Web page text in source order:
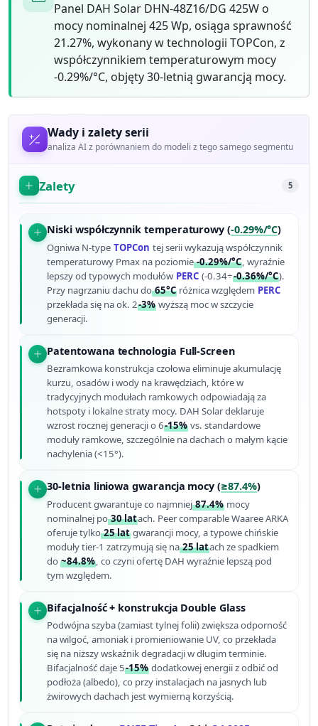
Panel DAH Solar DHN-48Z16/DG 425W o
mocy nominalnej 425 Wp, osiąga sprawność
21.27%, wykonany w technologii TOPCon, z
współczynnikiem temperaturowym mocy
-0.29%/°C, objęty 30-letnią gwarancją mocy.
Wady i zalety serii
analiza AI z porównaniem do modeli z tego samego segmentu
Zalety 5
Niski współczynnik temperaturowy (-0.29%/°C)
Ogniwa N-type TOPCon tej serii wykazują współczynnik
temperaturowy Pmax na poziomie-0.29%/°C, wyraźnie
lepszy od typowych modułów PERC (-0.34÷-0.36%/°C).
Przy nagrzaniu dachu do65°C różnica względem PERC
przekłada się na ok. 2-3% wyższą moc w szczycie
generacji.
Patentowana technologia Full-Screen
Bezramkowa konstrukcja czołowa eliminuje akumulację
kurzu, osadów i wody na krawędziach, które w
tradycyjnych modułach ramkowych odpowiadają za
hotspoty i lokalne straty mocy. DAH Solar deklaruje
wzrost rocznej generacji o 6-15% vs. standardowe
moduły ramkowe, szczególnie na dachach o małym kącie
nachylenia (<15°).
30-letnia liniowa gwarancja mocy (≥87.4%)
Producent gwarantuje co najmniej87.4% mocy
nominalnej po30 latach. Peer comparable Waaree ARKA
oferuje tylko25 lat gwarancji mocy, a typowe chińskie
moduły tier-1 zatrzymują się na25 latach ze spadkiem
do~84.8%, co czyni ofertę DAH wyraźnie lepszą pod
tym względem.
Bifacjalność + konstrukcja Double Glass
Podwójna szyba (zamiast tylnej folii) zwiększa odporność
na wilgoć, amoniak i promieniowanie UV, co przekłada
się na niższy wskaźnik degradacji w długim terminie.
Bifacjalność daje 5-15% dodatkowej energii z odbić od
podłoża (albedo), co przy instalacjach na jasnych lub
żwirowych dachach jest wymierną korzyścią.